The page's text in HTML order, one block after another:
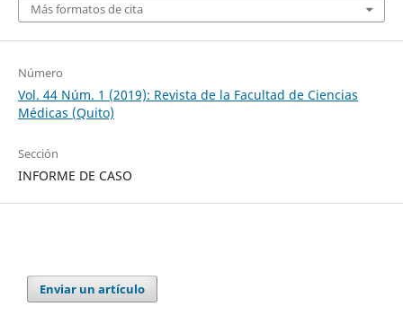
Más formatos de cita
Número
Vol. 44 Núm. 1 (2019): Revista de la Facultad de Ciencias
Médicas (Quito)
Sección
INFORME DE CASO
Enviar un artículo